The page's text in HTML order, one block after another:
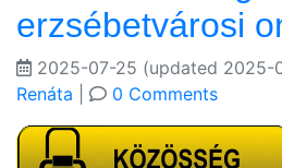
erzsébetvárosi
2025-07-25 (updated 2025-
Renáta
0 Comments